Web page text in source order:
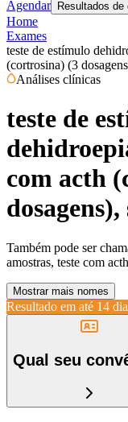
Agendar Resultados de
Home
Exames
teste de estímulo
(cortrosina) (3
Análises clínicas
teste de
com acth
dosagens),
Também pode ser
amostras, teste com
Mostrar mais nomes
Resultado em até 14
Qual seu